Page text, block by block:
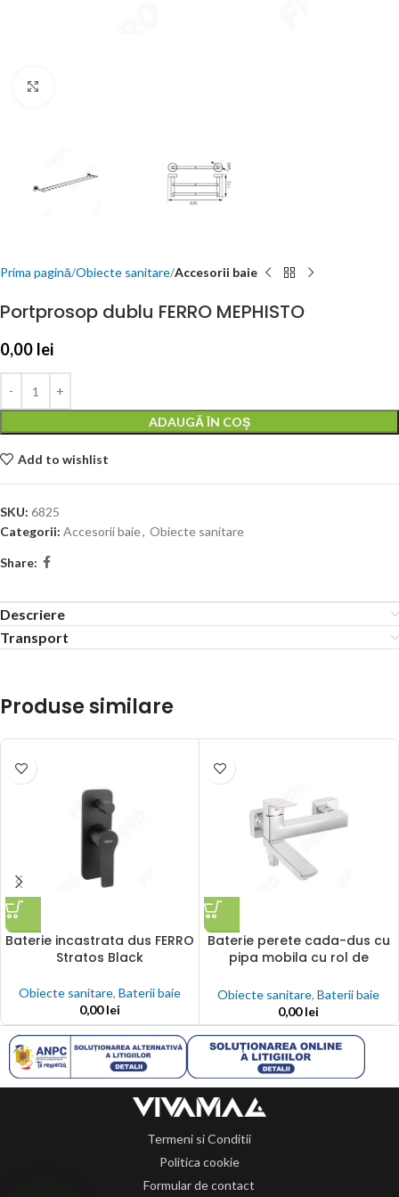
Prima pagină Obiecte sanitare Accesorii baie
Portprosop dublu FERRO MEPHISTO
0,00 lei
ADAUGĂ ÎN COȘ
Add to wishlist
SKU: 6825
Categorii: Accesorii baie, Obiecte sanitare
Share:
Descriere
Transport
Produse similare
Baterie incastrata dus FERRO
Stratos Black
Obiecte sanitare, Baterii baie
0,00lei
Baterie perete cada-dus cu
pipa mobila cu rol de
VITTO VERDELINE
Obiecte sanitare, Baterii baie
0,00lei
Termeni si Conditii
Politica cookie
Formular de contact